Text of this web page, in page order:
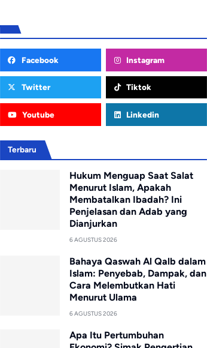
Facebook Instagram
Twitter Tiktok
Youtube Linkedin
Terbaru
Hukum Menguap Saat Salat
Menurut Islam, Apakah
Membatalkan Ibadah? Ini
Penjelasan dan Adab yang
Dianjurkan
6 AGUSTUS 2026
Bahaya Qaswah Al Qalb dalam
Islam: Penyebab, Dampak, dan
Cara Melembutkan Hati
Menurut Ulama
6 AGUSTUS 2026
Apa Itu Pertumbuhan